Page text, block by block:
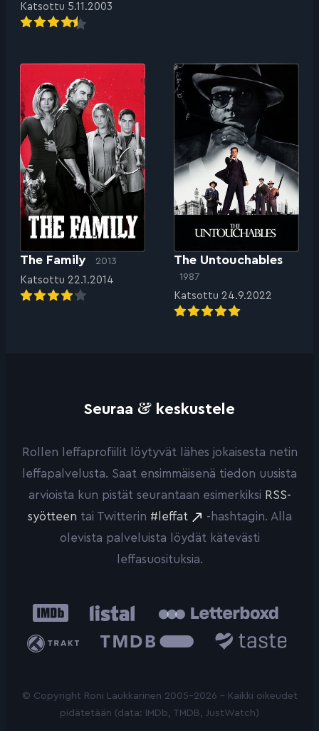
Katsottu 5.11.2003
The Family 2013
Katsottu 22.1.2014
The Untouchables
1987
Katsottu 24.9.2022
Seuraa & keskustele
Rollen leffaprofiilit löytyvät lähes jokaisesta netin
leffapalvelusta. Saat ensimmäisenä tiedon uusista
arvioista kun pistät seurantaan esimerkiksi RSS-
syötteen tai Twitterin #leffat
-hashtagin. Alla
olevista palveluista löydät kätevästi
leffasuosituksia.
IMDb Listal
Trakt
Database
© Copyright Roni Laukkarinen 2005-2026 - Kaikki oikeudet
pidätetään (data: IMDb, TMDB, JustWatch)